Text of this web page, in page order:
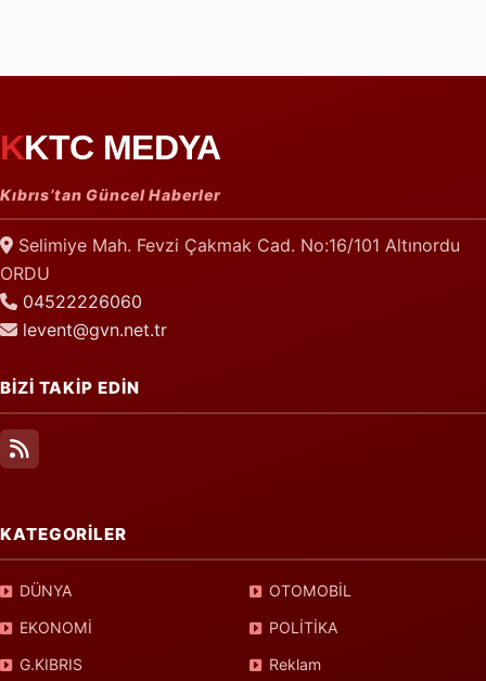
KKTC MEDYA
Kıbrıs’tan Güncel Haberler
Selimiye Mah. Fevzi Çakmak Cad. No:16/101 Altınordu
ORDU
04522226060
levent@gvn.net.tr
BİZİ TAKİP EDİN
KATEGORİLER
DÜNYA
EKONOMİ
G.KIBRIS
OTOMOBİL
POLİTİKA
Reklam